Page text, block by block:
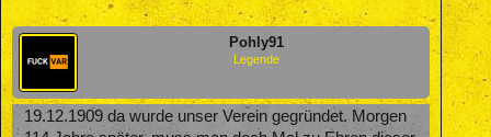
Pohly91
Legende
19.12.1909 da wurde unser Verein gegründet. Morgen